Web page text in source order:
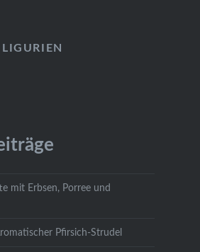
mit Erbsen, Porree und
Pfirsich-Strudel